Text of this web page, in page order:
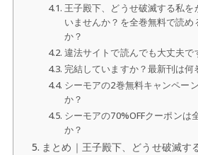
王子殿下、どうせ破滅する私を
いませんか？を全巻無料で読
か？
違法サイトで読んでも大丈夫で
完結していますか？最新刊は何
シーモアの2巻無料キャンペー
か？
シーモアの70%OFFクーポンは
か？
まとめ｜王子殿下、どうせ破滅す